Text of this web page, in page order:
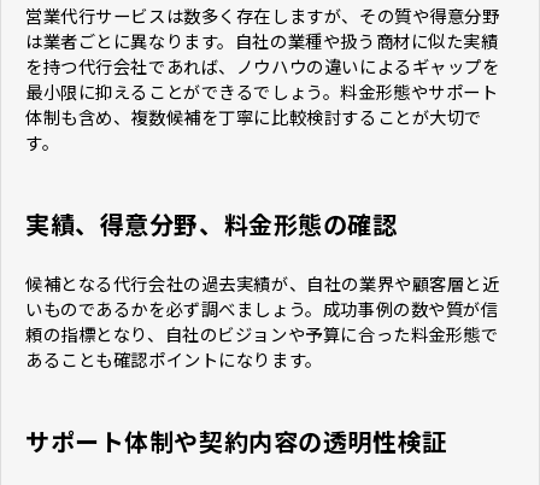
営業代行サービスは数多く存在しますが、その質や得意分野
は業者ごとに異なります。自社の業種や扱う商材に似た実績
を持つ代行会社であれば、ノウハウの違いによるギャップを
最小限に抑えることができるでしょう。料金形態やサポート
体制も含め、複数候補を丁寧に比較検討することが大切で
す。
実績、得意分野、料金形態の確認
候補となる代行会社の過去実績が、自社の業界や顧客層と近
いものであるかを必ず調べましょう。成功事例の数や質が信
頼の指標となり、自社のビジョンや予算に合った料金形態で
あることも確認ポイントになります。
サポート体制や契約内容の透明性検証